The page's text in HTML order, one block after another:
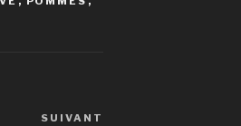
SUIVANT